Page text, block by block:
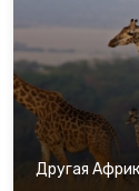
Другая